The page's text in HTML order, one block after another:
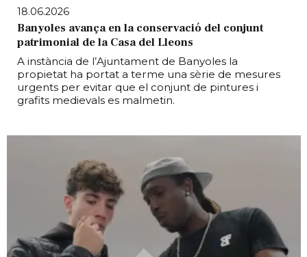
18.06.2026
Banyoles avança en la conservació del conjunt
patrimonial de la Casa del Lleons
A instància de l’Ajuntament de Banyoles la
propietat ha portat a terme una sèrie de mesures
urgents per evitar que el conjunt de pintures i
grafits medievals es malmetin.